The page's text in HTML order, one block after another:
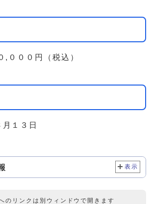
,０００円（税込）
１３日
表示
のリンクは別ウィンドウで開きます